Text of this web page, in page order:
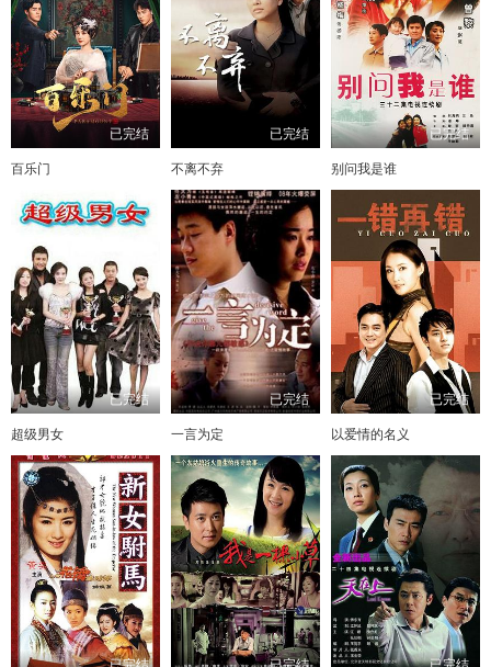
已完结
百乐门
已完结
不离不弃
已完结
别问我是谁
已完结
超级男女
已完结
一言为定
已完结
以爱情的名义